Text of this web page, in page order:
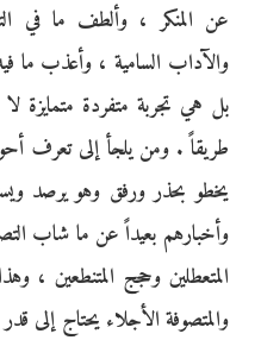
عن المنكر ، وألطف ما في
والآداب السامية ، وأعذب ما فيه
بل هي تجربة متفردة متمايزة
طريقاً . ومن يلجأ إلى تعرف
يخطو بحذر ورفق وهو يرصد
وأخبارهم بعيداً عن ما شاب
المتعطلين وحجج المتنطعين ،
والمتصوفة الأجلاء يحتاج إلى